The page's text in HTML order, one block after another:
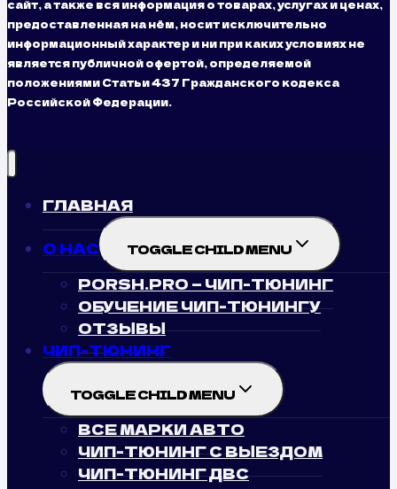
сайт, а также вся информация о товарах, услугах и ценах,
предоставленная на нём, носит исключительно
информационный характер и ни при каких условиях не
является публичной офертой, определяемой
положениями Статьи 437 Гражданского кодекса
Российской Федерации.
ГЛАВНАЯ
О НАС TOGGLE CHILD MENU
PORSH.PRO — ЧИП-ТЮНИНГ
ОБУЧЕНИЕ ЧИП-ТЮНИНГУ
ОТЗЫВЫ
ЧИП-ТЮНИНГ
TOGGLE CHILD MENU
ВСЕ МАРКИ АВТО
ЧИП-ТЮНИНГ С ВЫЕЗДОМ
ЧИП-ТЮНИНГ ДВС